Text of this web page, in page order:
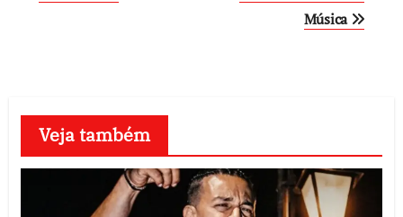
Música
Veja também